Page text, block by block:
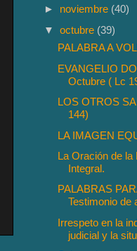
► noviembre (40)
▼octubre (39)
PALABRA A
EVANGELIO
Octubre ( Lc
LOS OTROS
144)
LA IMAGEN
La Oración de la
Integral.
PALABRAS
Testimonio de
Irrespeto en la
judicial y la